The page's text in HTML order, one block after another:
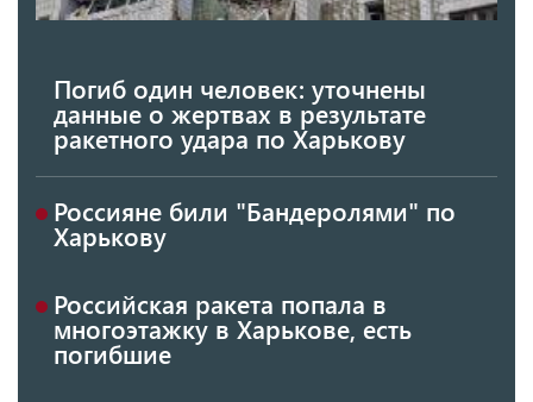
Погиб один человек: уточнены
данные о жертвах в результате
ракетного удара по Харькову
Россияне били "Бандеролями" по
Харькову
Российская ракета попала в
многоэтажку в Харькове, есть
погибшие